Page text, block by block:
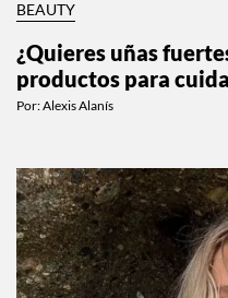
BEAUTY
¿Quieres uñas
productos para
Por:Alexis Alanís